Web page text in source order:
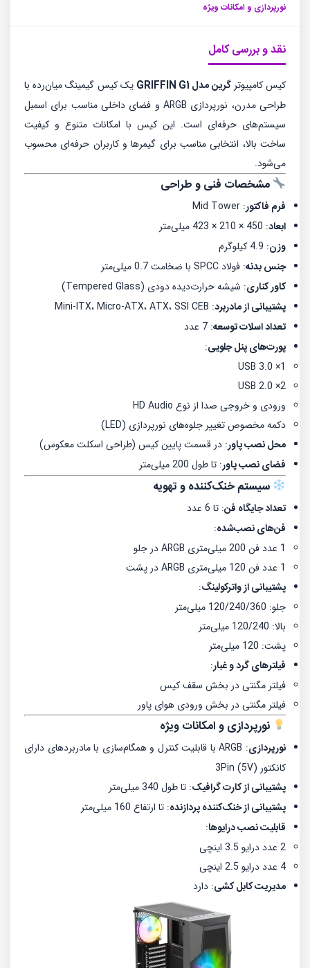
نورپردازی و امکانات ویژه
نقد و بررسی کامل
کیس کامپیوترگرین مدل GRIFFIN G1
یک کیس گیمینگ میان‌رده با
طراحی مدرن، نورپردازی ARGB و فضای داخلی مناسب برای اسمبل
سیستم‌های حرفه‌ای است. این کیس با امکانات متنوع و کیفیت
ساخت بالا، انتخابی مناسب برای گیمرها و کاربران حرفه‌ای محسوب
می‌شود.
مشخصات فنی و طراحی
فرم فاکتور:
Mid Tower
ابعاد: 450 × 210 × 423 میلی‌متر
وزن: 4.9 کیلوگرم
جنس بدنه: فولاد SPCC با ضخامت 0.7 میلی‌متر
کاور کناری: شیشه حرارت‌دیده دودی (Tempered Glass)
پشتیبانی از مادربرد: Mini-ITX، Micro-ATX، ATX، SSI CEB
تعداد اسلات توسعه: 7 عدد
پورت‌های پنل جلویی:
1× USB 3.0
2× USB 2.0
ورودی و خروجی صدا از نوع HD Audio
دکمه مخصوص تغییر جلوه‌های نورپردازی (LED)
محل نصب پاور: در قسمت پایین کیس (طراحی اسکلت معکوس)
فضای نصب پاور: تا طول 200 میلی‌متر
سیستم خنک‌کننده و تهویه
تعداد جایگاه فن: تا 6 عدد
فن‌های نصب‌شده:
1 عدد فن 200 میلی‌متری ARGB در جلو
1 عدد فن 120 میلی‌متری ARGB در پشت
پشتیبانی از واترکولینگ:
جلو: 120/240/360 میلی‌متر
بالا: 120/240 میلی‌متر
پشت: 120 میلی‌متر
فیلترهای گرد و غبار:
فیلتر مگنتی در بخش سقف کیس
فیلتر مگنتی در بخش ورودی هوای پاور
نورپردازی و امکانات ویژه
نورپردازی:
ARGB با قابلیت کنترل و همگام‌سازی با مادربردهای دارای
کانکتور 3Pin (5V)
پشتیبانی از کارت گرافیک: تا طول 340 میلی‌متر
پشتیبانی از خنک‌کننده پردازنده: تا ارتفاع 160 میلی‌متر
قابلیت نصب درایوها:
2 عدد درایو 3.5 اینچی
4 عدد درایو 2.5 اینچی
مدیریت کابل کشی: دارد